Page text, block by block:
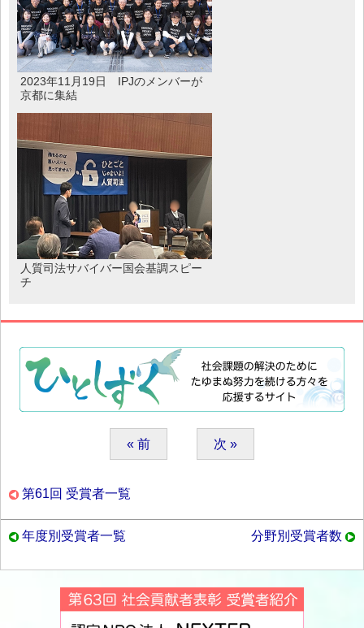
2023年11月19日 IPJのメンバーが
京都に集結
人質司法サバイバー国会基調スピー
チ
« 前 次 »
第61回 受賞者一覧
年度別受賞者一覧 分野別受賞者数